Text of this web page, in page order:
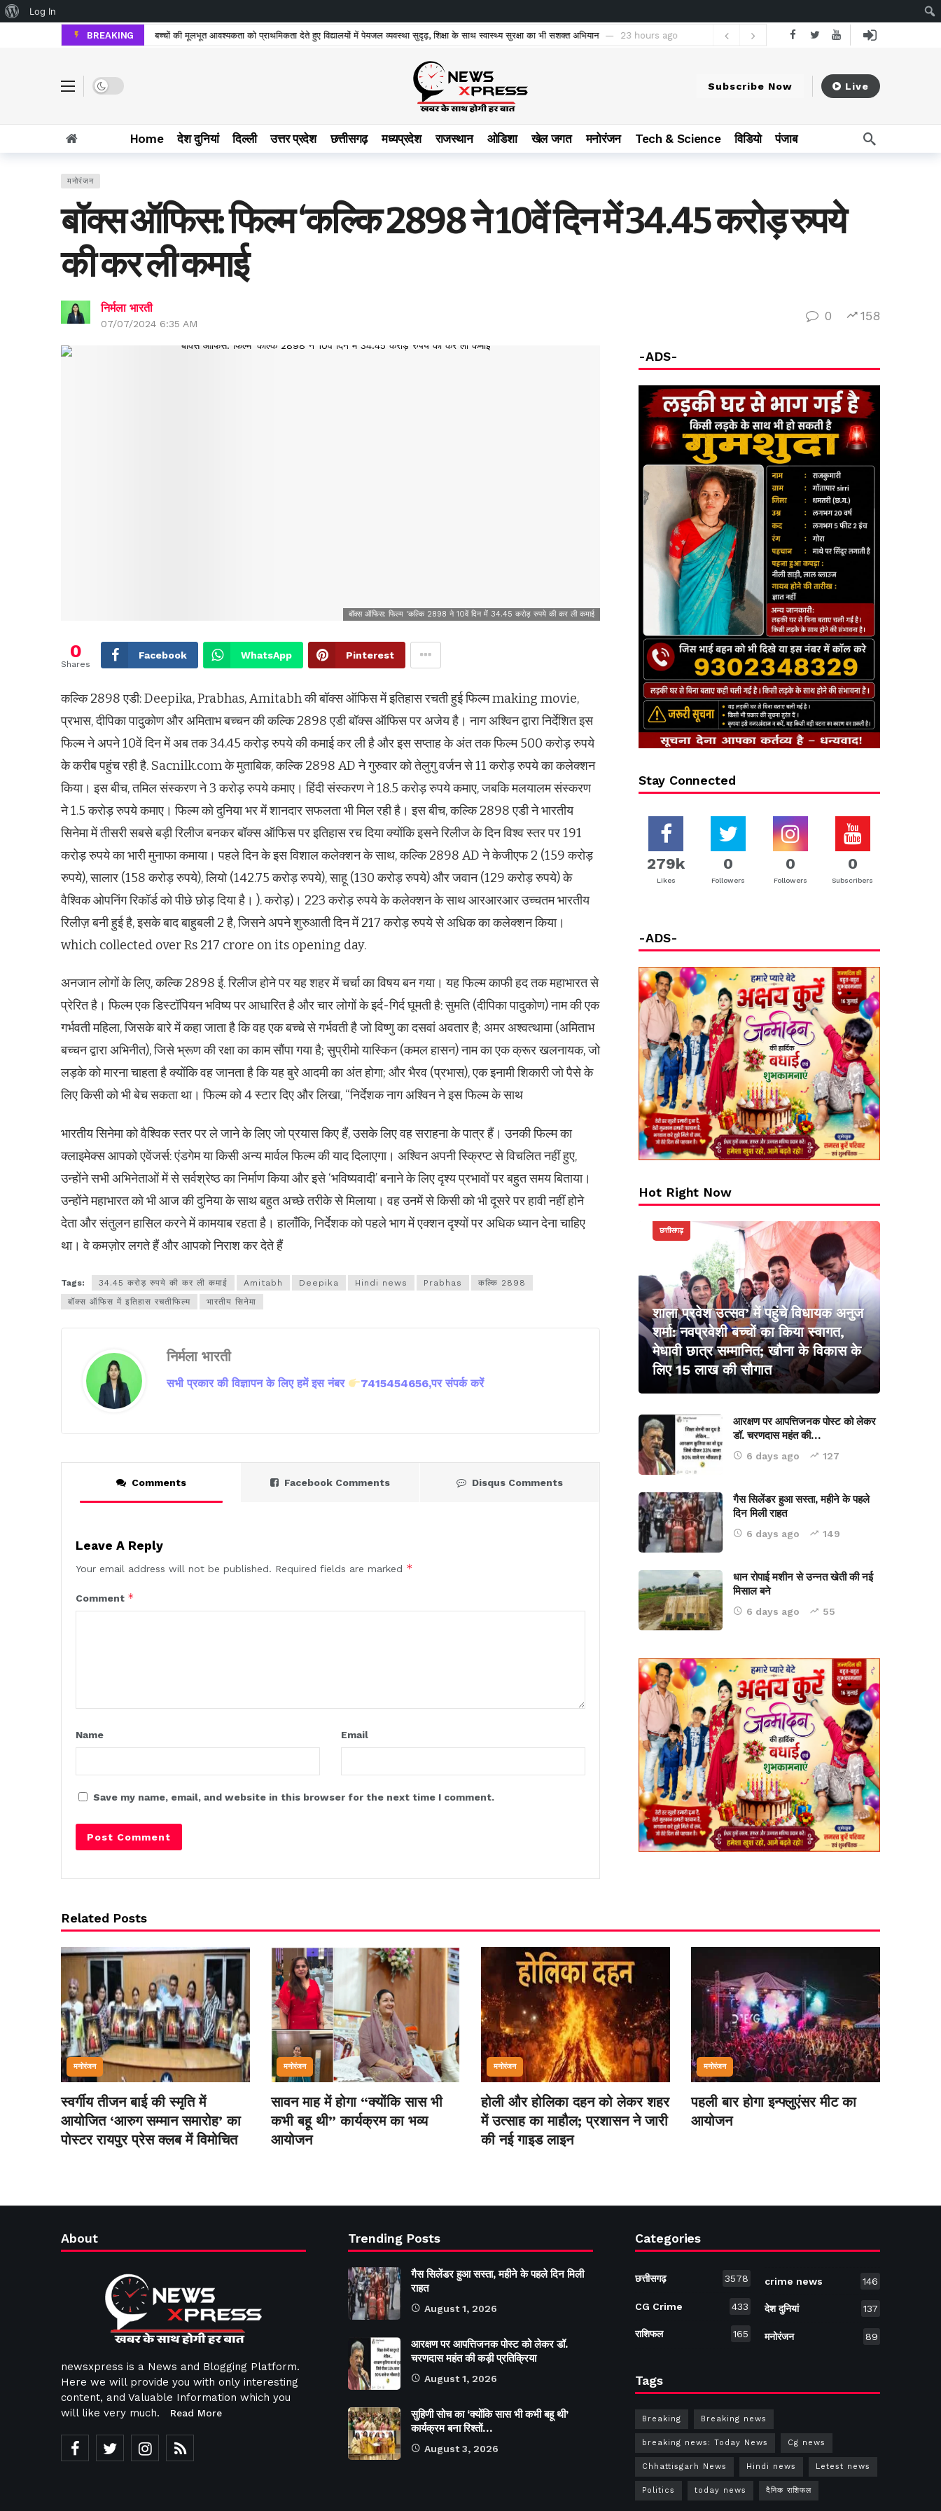
About WordPress
Log In
BREAKING बच्चों की मूलभूत आवश्यकता को प्राथमिकता देते हुए विद्यालयों में पेयजल व्यवस्था सुदृढ़, शिक्षा के साथ स्वास्थ्य सुरक्षा का भी सशक्त अभियान 23 hours ago 15 वर्षों से बाबा बैजनाथ धाम यात्रा कर रहे महासमुंद आर्थिक
Dark mode Subscribe Now Live
Home देश दुनियां दिल्ली उत्तर प्रदेश छत्तीसगढ़ मध्यप्रदेश राजस्थान ओडिशा खेल जगत मनोरंजन Tech & Science विडियो पंजाब
मनोरंजन
बॉक्स ऑफिस: फिल्म ‘कल्कि 2898 ने 10वें दिन में 34.45 करोड़ रुपये
की कर ली कमाई
निर्मला भारती
07/07/2024 6:35 AM
0 158
बॉक्स ऑफिस: फिल्म 'कल्कि 2898 ने 10वें दिन में 34.45 करोड़ रुपये की कर ली कमाई
0
Shares
Facebook WhatsApp Pinterest
कल्कि 2898 एडी: Deepika, Prabhas, Amitabh की बॉक्स ऑफिस में इतिहास रचती हुई फिल्म making movie,
प्रभास, दीपिका पादुकोण और अमिताभ बच्चन की कल्कि 2898 एडी बॉक्स ऑफिस पर अजेय है। नाग अश्विन द्वारा निर्देशित इस
फिल्म ने अपने 10वें दिन में अब तक 34.45 करोड़ रुपये की कमाई कर ली है और इस सप्ताह के अंत तक फिल्म 500 करोड़ रुपये
के करीब पहुंच रही है. Sacnilk.com के मुताबिक, कल्कि 2898 AD ने गुरुवार को तेलुगु वर्जन से 11 करोड़ रुपये का कलेक्शन
किया। इस बीच, तमिल संस्करण ने 3 करोड़ रुपये कमाए। हिंदी संस्करण ने 18.5 करोड़ रुपये कमाए, जबकि मलयालम संस्करण
ने 1.5 करोड़ रुपये कमाए। फिल्म को दुनिया भर में शानदार सफलता भी मिल रही है। इस बीच, कल्कि 2898 एडी ने भारतीय
सिनेमा में तीसरी सबसे बड़ी रिलीज बनकर बॉक्स ऑफिस पर इतिहास रच दिया क्योंकि इसने रिलीज के दिन विश्व स्तर पर 191
करोड़ रुपये का भारी मुनाफा कमाया। पहले दिन के इस विशाल कलेक्शन के साथ, कल्कि 2898 AD ने केजीएफ 2 (159 करोड़
रुपये), सालार (158 करोड़ रुपये), लियो (142.75 करोड़ रुपये), साहू (130 करोड़ रुपये) और जवान (129 करोड़ रुपये) के
वैश्विक ओपनिंग रिकॉर्ड को पीछे छोड़ दिया है। ). करोड़)। 223 करोड़ रुपये के कलेक्शन के साथ आरआरआर उच्चतम भारतीय
रिलीज़ बनी हुई है, इसके बाद बाहुबली 2 है, जिसने अपने शुरुआती दिन में 217 करोड़ रुपये से अधिक का कलेक्शन किया।
which collected over Rs 217 crore on its opening day.
अनजान लोगों के लिए, कल्कि 2898 ई. रिलीज होने पर यह शहर में चर्चा का विषय बन गया। यह फिल्म काफी हद तक महाभारत से
प्रेरित है। फिल्म एक डिस्टॉपियन भविष्य पर आधारित है और चार लोगों के इर्द-गिर्द घूमती है: सुमति (दीपिका पादुकोण) नाम की एक
गर्भवती महिला, जिसके बारे में कहा जाता है कि वह एक बच्चे से गर्भवती है जो विष्णु का दसवां अवतार है; अमर अश्वत्थामा (अमिताभ
बच्चन द्वारा अभिनीत), जिसे भ्रूण की रक्षा का काम सौंपा गया है; सुप्रीमो यास्किन (कमल हासन) नाम का एक क्रूर खलनायक, जो
लड़के को मारना चाहता है क्योंकि वह जानता है कि यह बुरे आदमी का अंत होगा; और भैरव (प्रभास), एक इनामी शिकारी जो पैसे के
लिए किसी को भी बेच सकता था। फिल्म को 4 स्टार दिए और लिखा, “निर्देशक नाग अश्विन ने इस फिल्म के साथ
भारतीय सिनेमा को वैश्विक स्तर पर ले जाने के लिए जो प्रयास किए हैं, उसके लिए वह सराहना के पात्र हैं। उनकी फिल्म का
क्लाइमेक्स आपको एवेंजर्स: एंडगेम या किसी अन्य मार्वल फिल्म की याद दिलाएगा। अश्विन अपनी स्क्रिप्ट से विचलित नहीं हुए,
उन्होंने सभी अभिनेताओं में से सर्वश्रेष्ठ का निर्माण किया और इसे ‘भविष्यवादी’ बनाने के लिए दृश्य प्रभावों पर बहुत समय बिताया।
उन्होंने महाभारत को भी आज की दुनिया के साथ बहुत अच्छे तरीके से मिलाया। वह उनमें से किसी को भी दूसरे पर हावी नहीं होने
देता और संतुलन हासिल करने में कामयाब रहता है। हालाँकि, निर्देशक को पहले भाग में एक्शन दृश्यों पर अधिक ध्यान देना चाहिए
था। वे कमज़ोर लगते हैं और आपको निराश कर देते हैं
Tags: 34.45 करोड़ रुपये की कर ली कमाई Amitabh Deepika Hindi news Prabhas
कल्कि 2898
बॉक्स ऑफिस में इतिहास रचतीफिल्म
भारतीय सिनेमा
निर्मला भारती
सभी प्रकार की विज्ञापन के लिए हमें इस नंबर 7415454656,पर संपर्क करें
Comments Facebook Comments Disqus Comments
Leave A Reply
Your email address will not be published. Required fields are marked *
Comment *
Name Email
Save my name, email, and website in this browser for the next time I comment.
-ADS-
Stay Connected
279k
Likes
0
Followers
0
Followers
0
Subscribers
-ADS-
Hot Right Now
छत्तीसगढ़
शाला प्रवेश उत्सव’ में पहुंचे विधायक अनुज
शर्मा: नवप्रवेशी बच्चों का किया स्वागत,
मेधावी छात्र सम्मानित; खौना के विकास के
लिए 15 लाख की सौगात
आरक्षण पर आपत्तिजनक पोस्ट को लेकर
डॉ. चरणदास महंत की…
6 days ago 127
गैस सिलेंडर हुआ सस्ता, महीने के पहले
दिन मिली राहत
6 days ago 149
धान रोपाई मशीन से उन्नत खेती की नई
मिसाल बने
6 days ago 55
Related Posts
मनोरंजन
स्वर्गीय तीजन बाई की स्मृति में
आयोजित ‘आरुग सम्मान समारोह’ का
पोस्टर रायपुर प्रेस क्लब में विमोचित
मनोरंजन
सावन माह में होगा “क्योंकि सास भी
कभी बहू थी” कार्यक्रम का भव्य
आयोजन
मनोरंजन
होली और होलिका दहन को लेकर शहर
में उत्साह का माहौल; प्रशासन ने जारी
की नई गाइड लाइन
मनोरंजन
पहली बार होगा इन्फ्लुएंसर मीट का
आयोजन
About
newsxpress is a News and Blogging Platform.
Here we will provide you with only interesting
content, and Valuable Information which you
will like very much.
Read More
Trending Posts
गैस सिलेंडर हुआ सस्ता, महीने के पहले दिन मिली
राहत
August 1, 2026
आरक्षण पर आपत्तिजनक पोस्ट को लेकर डॉ.
चरणदास महंत की कड़ी प्रतिक्रिया
August 1, 2026
सुहिणी सोच का ‘क्योंकि सास भी कभी बहू थी’
कार्यक्रम बना रिश्तों…
August 3, 2026
Categories
छत्तीसगढ़ 3578
CG Crime 433
राशिफल 165
crime news 146
देश दुनियां 137
मनोरंजन 89
Tags
Breaking Breaking news
breaking news: Today News Cg news
Chhattisgarh News Hindi news Letest news
Politics today news दैनिक राशिफल